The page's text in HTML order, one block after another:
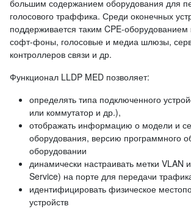
большим содержанием оборудования для
голосового траффика. Среди оконечных
поддерживается таким CPE-
софт-фоны, голосовые и медиа шлюзы,
контроллеров связи и др.
Функционал LLDP MED позволяет:
определять типа подключенного
или коммутатор и др.),
отображать информацию о модели и
оборудования, версию программного
оборудовании
динамически настраивать метки VLAN
Service) на порте для передачи
идентифицировать физическое
устройств